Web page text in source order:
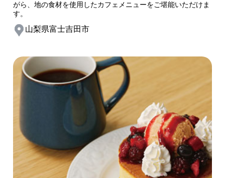
がら、地の食材を使用したカフェメニューをご堪能いただけま
す。
山梨県富士吉田市